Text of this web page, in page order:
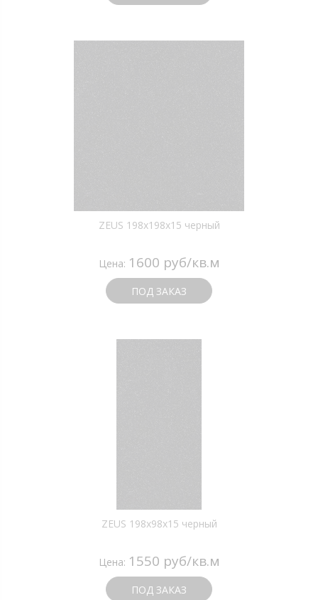
ZEUS 198x198x15 черный
Цена: 1600 руб/кв.м
ПОД ЗАКАЗ
ZEUS 198x98x15 черный
Цена: 1550 руб/кв.м
ПОД ЗАКАЗ